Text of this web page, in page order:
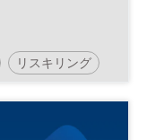
リスキリング